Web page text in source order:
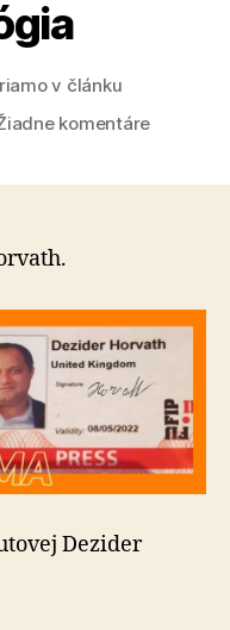
v článku
komentárena
Dezider